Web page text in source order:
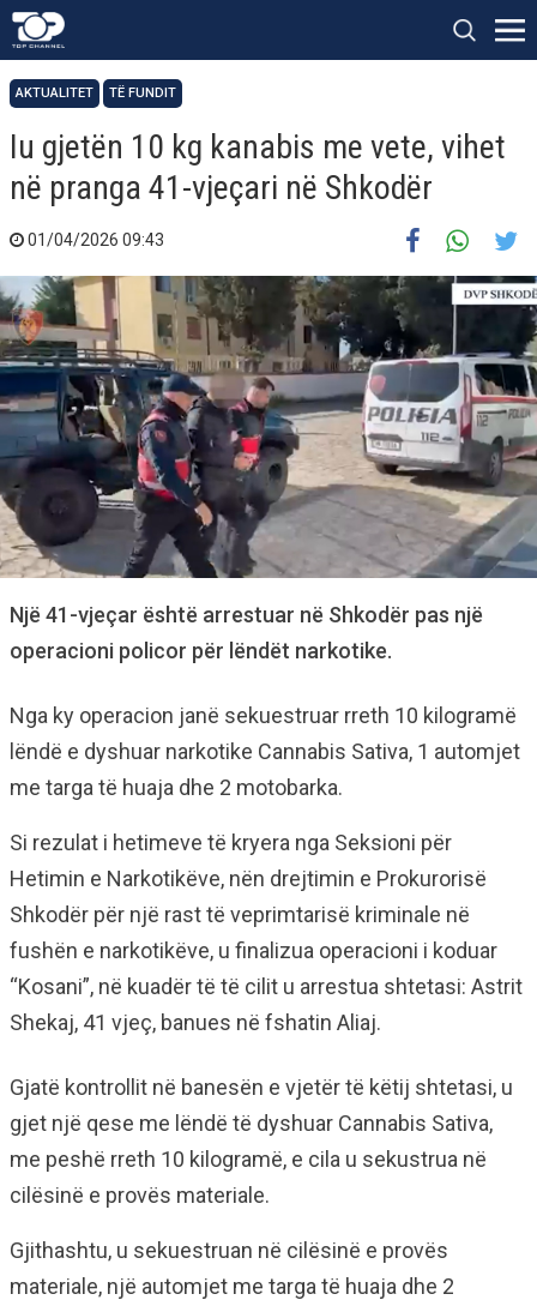
AKTUALITET TË FUNDIT
Iu gjetën 10 kg kanabis me vete, vihet
në pranga 41-vjeçari në Shkodër
01/04/2026 09:43
Një 41-vjeçar është arrestuar në Shkodër pas një
operacioni policor për lëndët narkotike.
Nga ky operacion janë sekuestruar rreth 10 kilogramë
lëndë e dyshuar narkotike Cannabis Sativa, 1 automjet
me targa të huaja dhe 2 motobarka.
Si rezulat i hetimeve të kryera nga Seksioni për
Hetimin e Narkotikëve, nën drejtimin e Prokurorisë
Shkodër për një rast të veprimtarisë kriminale në
fushën e narkotikëve, u finalizua operacioni i koduar
“Kosani”, në kuadër të të cilit u arrestua shtetasi: Astrit
Shekaj, 41 vjeç, banues në fshatin Aliaj.
Gjatë kontrollit në banesën e vjetër të këtij shtetasi, u
gjet një qese me lëndë të dyshuar Cannabis Sativa,
me peshë rreth 10 kilogramë, e cila u sekustrua në
cilësinë e provës materiale.
Gjithashtu, u sekuestruan në cilësinë e provës
materiale, një automjet me targa të huaja dhe 2